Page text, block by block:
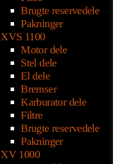
Brugte reservedele
Pakninger
XVS 1100
Motor dele
Stel dele
El dele
Bremser
Karburator dele
Filtre
Brugte reservedele
Pakninger
XV 1000